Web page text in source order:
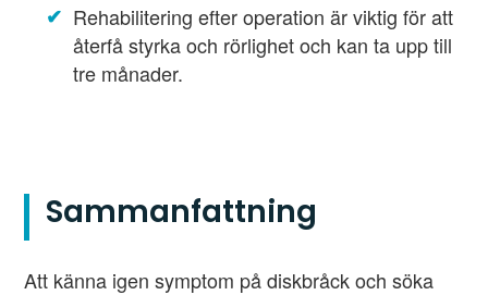
Rehabilitering efter operation är viktig för att
återfå styrka och rörlighet och kan ta upp till
tre månader.
Sammanfattning
Att känna igen symptom på diskbråck och söka